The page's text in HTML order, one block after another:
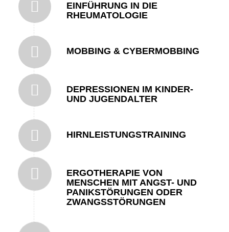
EINFÜHRUNG IN DIE
RHEUMATOLOGIE
MOBBING & CYBERMOBBING
DEPRESSIONEN IM KINDER-
UND JUGENDALTER
HIRNLEISTUNGSTRAINING
ERGOTHERAPIE VON
MENSCHEN MIT ANGST- UND
PANIKSTÖRUNGEN ODER
ZWANGSSTÖRUNGEN